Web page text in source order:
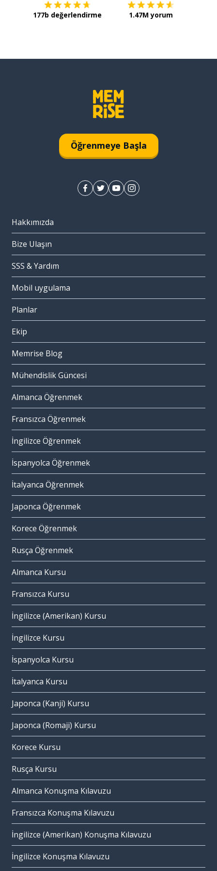
177b değerlendirme 1.47M yorum
Öğrenmeye Başla
Hakkımızda
Bize Ulaşın
SSS & Yardım
Mobil uygulama
Planlar
Ekip
Memrise Blog
Mühendislik Güncesi
Almanca Öğrenmek
Fransızca Öğrenmek
İngilizce Öğrenmek
İspanyolca Öğrenmek
İtalyanca Öğrenmek
Japonca Öğrenmek
Korece Öğrenmek
Rusça Öğrenmek
Almanca Kursu
Fransızca Kursu
İngilizce (Amerikan) Kursu
İngilizce Kursu
İspanyolca Kursu
İtalyanca Kursu
Japonca (Kanji) Kursu
Japonca (Romaji) Kursu
Korece Kursu
Rusça Kursu
Almanca Konuşma Kılavuzu
Fransızca Konuşma Kılavuzu
İngilizce (Amerikan) Konuşma Kılavuzu
İngilizce Konuşma Kılavuzu